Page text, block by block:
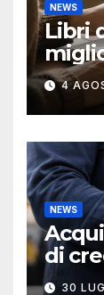
NEWS
Libri
4
NEWS
di
30